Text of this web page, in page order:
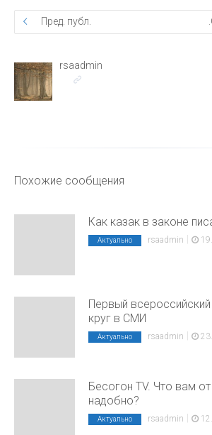
Пред. публ.
rsaadmin
Похожие сообщения
Как казак в законе
Актуально rsaadmin |
Первый
круг в СМИ
Актуально rsaadmin |
Бесогон TV. Что вам
надобно?
Актуально rsaadmin |